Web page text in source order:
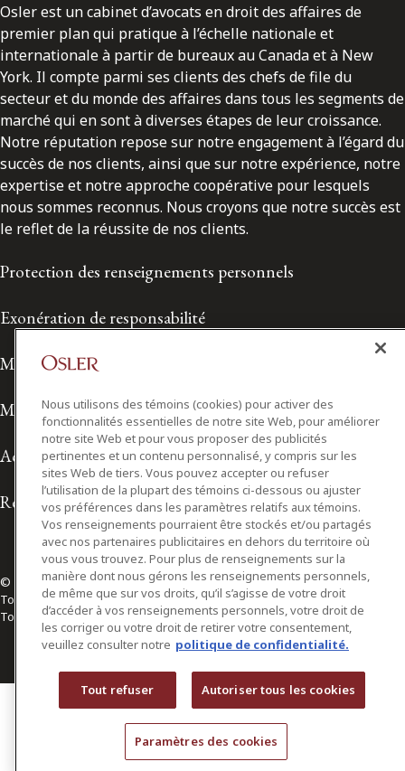
Osler est un cabinet d’avocats en droit des affaires de
premier plan qui pratique à l’échelle nationale et
internationale à partir de bureaux au Canada et à New
York. Il compte parmi ses clients des chefs de file du
secteur et du monde des affaires dans tous les segments de
marché qui en sont à diverses étapes de leur croissance.
Notre réputation repose sur notre engagement à l’égard du
succès de nos clients, ainsi que sur notre expérience, notre
expertise et notre approche coopérative pour lesquels
nous sommes reconnus. Nous croyons que notre succès est
le reflet de la réussite de nos clients.
Protection des renseignements personnels
Exonération de responsabilité
Modalités de prestation de services
Modalités d'utilisation
Accessibilité
Relations avec les médias
© 2026 Osler, Hoskin & Harcourt S.E.N.C.R.L./s.r.l.
Tous droits réservés
Toronto | Montréal | Calgary | Vancouver | Ottawa | New York
Nous utilisons des témoins (cookies) pour activer des
fonctionnalités essentielles de notre site Web, pour améliorer
notre site Web et pour vous proposer des publicités
pertinentes et un contenu personnalisé, y compris sur les
sites Web de tiers. Vous pouvez accepter ou refuser
l’utilisation de la plupart des témoins ci-dessous ou ajuster
vos préférences dans les paramètres relatifs aux témoins.
Vos renseignements pourraient être stockés et/ou partagés
avec nos partenaires publicitaires en dehors du territoire où
vous vous trouvez. Pour plus de renseignements sur la
manière dont nous gérons les renseignements personnels,
de même que sur vos droits, qu’il s’agisse de votre droit
d’accéder à vos renseignements personnels, votre droit de
les corriger ou votre droit de retirer votre consentement,
veuillez consulter notre politique de confidentialité.
Tout refuser Autoriser tous les cookies
Paramètres des cookies